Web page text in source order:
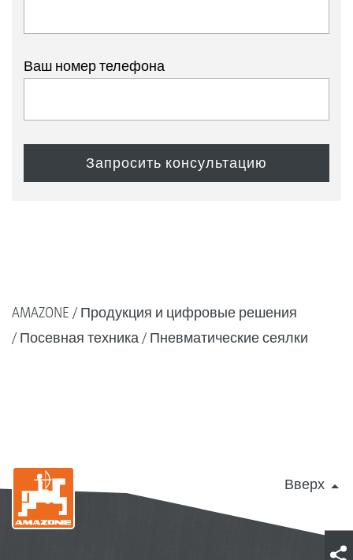
Ваш номер телефона
AMAZONE
Продукция и цифровые решения
Посевная техника
Пневматические сеялки
Вверх